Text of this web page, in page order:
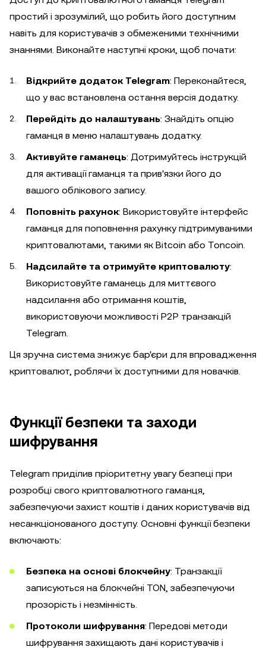
простий і зрозумілий, що робить його доступним
навіть для користувачів з обмеженими технічними
знаннями. Виконайте наступні кроки, щоб почати:
Відкрийте додаток Telegram: Переконайтеся,
що у вас встановлена остання версія додатку.
Перейдіть до налаштувань: Знайдіть опцію
гаманця в меню налаштувань додатку.
Активуйте гаманець: Дотримуйтесь інструкцій
для активації гаманця та прив'язки його до
вашого облікового запису.
Поповніть рахунок: Використовуйте інтерфейс
гаманця для поповнення рахунку підтримуваними
криптовалютами, такими як Bitcoin або Toncoin.
Надсилайте та отримуйте криптовалюту:
Використовуйте гаманець для миттєвого
надсилання або отримання коштів,
використовуючи можливості P2P транзакцій
Telegram.
Ця зручна система знижує бар'єри для впровадження
криптовалют, роблячи їх доступними для новачків.
Функції безпеки та заходи
шифрування
Telegram приділив пріоритетну увагу безпеці при
розробці свого криптовалютного гаманця,
забезпечуючи захист коштів і даних користувачів від
несанкціонованого доступу. Основні функції безпеки
включають:
Безпека на основі блокчейну: Транзакції
записуються на блокчейні TON, забезпечуючи
прозорість і незмінність.
Протоколи шифрування: Передові методи
шифрування захищають дані користувачів і